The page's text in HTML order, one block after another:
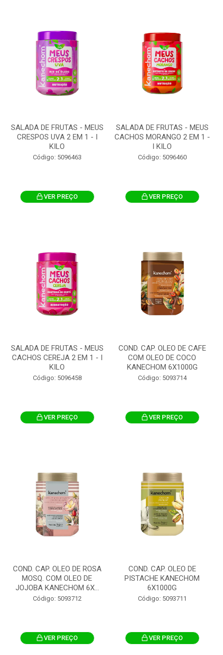
SALADA DE FRUTAS - MEUS
CRESPOS UVA 2 EM 1 - I
KILO
Código: 5096463
VER PREÇO
SALADA DE FRUTAS - MEUS
CACHOS MORANGO 2 EM 1 -
I KILO
Código: 5096460
VER PREÇO
SALADA DE FRUTAS - MEUS
CACHOS CEREJA 2 EM 1 - I
KILO
Código: 5096458
VER PREÇO
COND. CAP. OLEO DE CAFE
COM OLEO DE COCO
KANECHOM 6X1000G
Código: 5093714
VER PREÇO
COND. CAP. OLEO DE ROSA
MOSQ. COM OLEO DE
JOJOBA KANECHOM 6X...
Código: 5093712
VER PREÇO
COND. CAP. OLEO DE
PISTACHE KANECHOM
6X1000G
Código: 5093711
VER PREÇO